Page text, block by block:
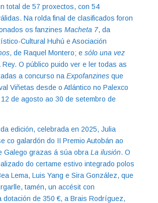
total de 57 proxectos, con 54
Na rolda final de clasificados foron
os fanzines Macheta 7, da
Cultural Huhú e Asociación
, de Raquel Montero; e sólo una vez
Rey. O público puido ver e ler todas as
a concurso na Expofanzinesque
Viñetas desde o Atlántico no Palexco
de agosto ao 30 de setembro de
edición, celebrada en 2025, Julia
co galardón do II Premio Autobán ao
Galego grazas á súa obra La ilusión. O
do certame estivo integrado polos
Lema, Luis Yang e Sira González, que
tamén, un accésit con
dotación de 350 €, a Brais Rodríguez,